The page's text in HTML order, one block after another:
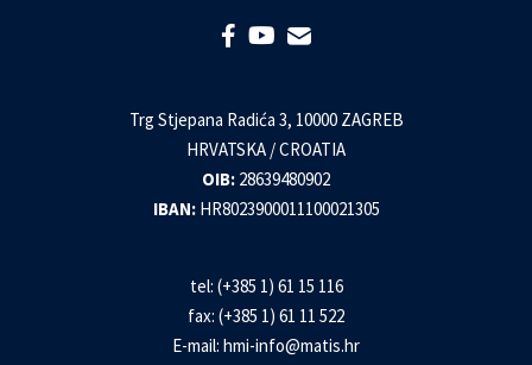
Trg Stjepana Radića 3, 10000 ZAGREB
HRVATSKA / CROATIA
OIB: 28639480902
IBAN: HR8023900011100021305
tel: (+385 1) 61 15 116
fax: (+385 1) 61 11 522
E-mail: hmi-info@matis.hr